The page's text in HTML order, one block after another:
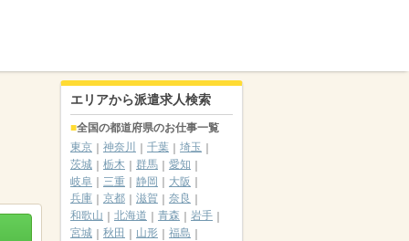
エリアから派遣求人検索
全国の都道府県のお仕事一覧
東京
神奈川 千葉
埼玉
茨城
栃木 群馬
愛知
岐阜
三重 静岡
大阪
兵庫
京都 滋賀
奈良
和歌山
北海道 青森
岩手
宮城
秋田 山形
福島